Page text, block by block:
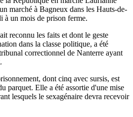
marché à Bagneux dans les Hauts-de-
à un mois de prison ferme.
reconnu les faits et dont le geste
dans la classe politique, a été
correctionnel de Nanterre ayant
dont cinq avec sursis, est
parquet. Elle a été assortie d'une mise
lesquels le sexagénaire devra recevoir